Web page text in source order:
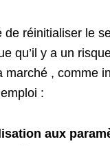
de réinitialiser le
qu’il y a un
marché , comme
:
aux